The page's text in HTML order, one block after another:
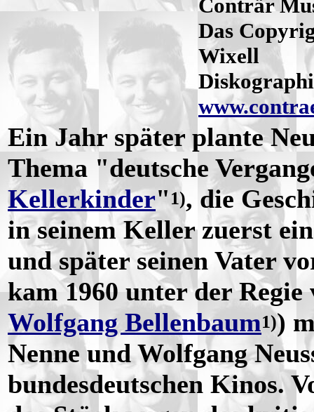
Conträr
Das
Wixell
Ein Jahr später plante
Thema "deutsche
Kellerkinder" 1), die
in seinem Keller zuerst
und später seinen Vater
kam 1960 unter der
Wolfgang Bellenbaum1))
Nenne und Wolfgang
bundesdeutschen Kinos.